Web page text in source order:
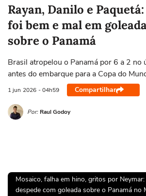
Selecione o time para ver as notícias
Rayan, Danilo e
foi bem e mal em
sobre o Panamá
Brasil atropelou o Panamá por 6 a 2 no
antes do embarque para a Copa do
1 jun 2026 - 04h59 Compartilhar
Por: Raul Godoy
Mosaico, falha em hino, gritos por Neymar:
despede com goleada sobre o Panamá no